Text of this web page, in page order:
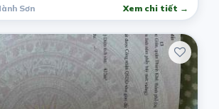
Sơn Xem chi tiết →